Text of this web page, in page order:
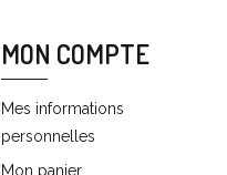
MON COMPTE
Mes informations
personnelles
Mon panier